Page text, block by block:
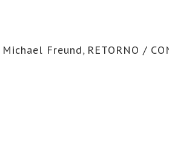
Michael Freund, RETORNO /